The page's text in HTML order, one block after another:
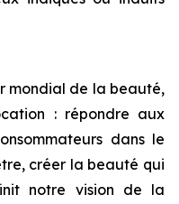
mondial de la beauté,
: répondre aux
dans le
créer la beauté qui
notre vision de la